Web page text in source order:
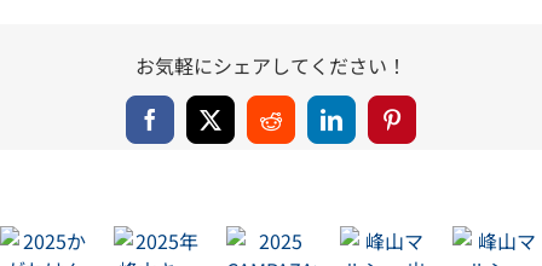
お気軽にシェアしてください！
Facebook
X RedditLinkedInPinterest